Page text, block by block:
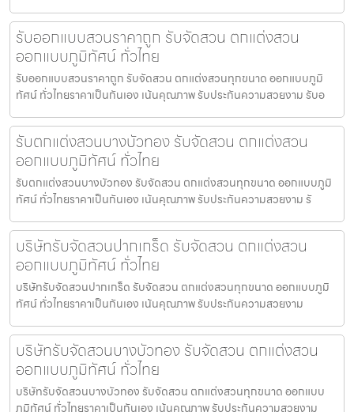
รับออกแบบสวนราคาถูก รับจัดสวน ตกแต่งสวน
ออกแบบภูมิทัศน์ ทั่วไทย
รับออกแบบสวนราคาถูก รับจัดสวน ตกแต่งสวนทุกขนาด ออกแบบภูมิ
ทัศน์ ทั่วไทยราคาเป็นกันเอง เน้นคุณภาพ รับประกันความสวยงาม รับอ
รับตกแต่งสวนบางบัวทอง รับจัดสวน ตกแต่งสวน
ออกแบบภูมิทัศน์ ทั่วไทย
รับตกแต่งสวนบางบัวทอง รับจัดสวน ตกแต่งสวนทุกขนาด ออกแบบภูมิ
ทัศน์ ทั่วไทยราคาเป็นกันเอง เน้นคุณภาพ รับประกันความสวยงาม รั
บริษัทรับจัดสวนปากเกร็ด รับจัดสวน ตกแต่งสวน
ออกแบบภูมิทัศน์ ทั่วไทย
บริษัทรับจัดสวนปากเกร็ด รับจัดสวน ตกแต่งสวนทุกขนาด ออกแบบภูมิ
ทัศน์ ทั่วไทยราคาเป็นกันเอง เน้นคุณภาพ รับประกันความสวยงาม
บริษัทรับจัดสวนบางบัวทอง รับจัดสวน ตกแต่งสวน
ออกแบบภูมิทัศน์ ทั่วไทย
บริษัทรับจัดสวนบางบัวทอง รับจัดสวน ตกแต่งสวนทุกขนาด ออกแบบ
ภูมิทัศน์ ทั่วไทยราคาเป็นกันเอง เน้นคุณภาพ รับประกันความสวยงาม